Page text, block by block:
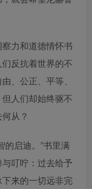
力和道德情怀书
反抗着世界的不
、公正、平等、
人们却始终驱不
从？
的启迪。”书里满
叮咛：过去给予
来的一切远非完